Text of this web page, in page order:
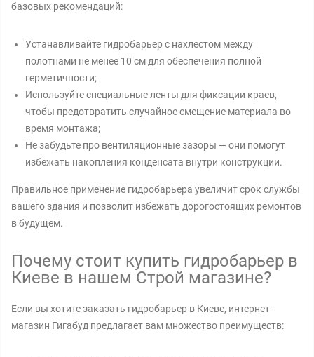
базовых рекомендаций:
Устанавливайте гидробарьер с нахлестом между
полотнами не менее 10 см для обеспечения полной
герметичности;
Используйте специальные ленты для фиксации краев,
чтобы предотвратить случайное смещение материала во
время монтажа;
Не забудьте про вентиляционные зазоры — они помогут
избежать накопления конденсата внутри конструкции.
Правильное применение гидробарьера увеличит срок службы
вашего здания и позволит избежать дорогостоящих ремонтов
в будущем.
Почему стоит купить гидробарьер в
Киеве в нашем Строй магазине?
Если вы хотите заказать гидробарьер в Киеве, интернет-
магазин Гигабуд предлагает вам множество преимуществ: